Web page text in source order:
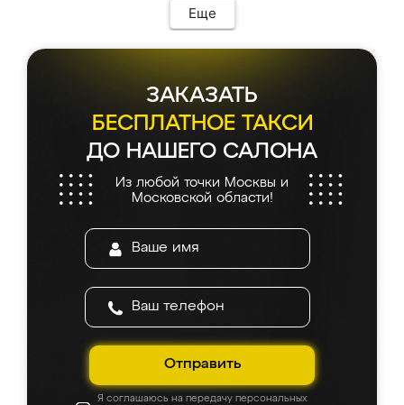
Еще
ЗАКАЗАТЬ
БЕСПЛАТНОЕ ТАКСИ
ДО НАШЕГО САЛОНА
Из любой точки Москвы и
Московской области!
Отправить
Я соглашаюсь на передачу персональных